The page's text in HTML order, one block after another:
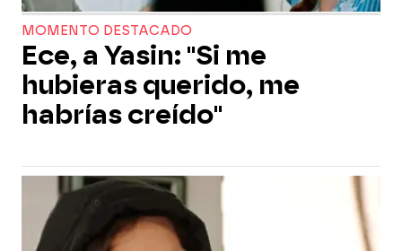
MOMENTO DESTACADO
Ece, a Yasin: "Si me
hubieras querido, me
habrías creído"